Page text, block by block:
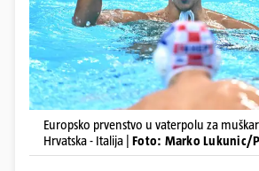
Europsko prvenstvo u vaterpolu za
Hrvatska - Italija | Foto: Marko Lukunic/